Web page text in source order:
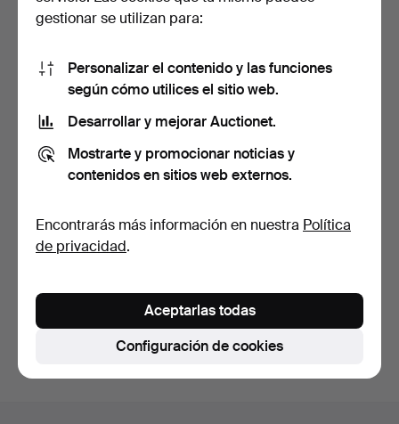
gustaviano, metal y…
Suscribir búsqueda
También puedes buscar ennuestro archivo de
subastas concluidas.
gestionar se utilizan para:
Personalizar el contenido y las funciones
según cómo utilices el sitio web.
Desarrollar y mejorar Auctionet.
Mostrarte y promocionar noticias y
contenidos en sitios web externos.
Encontrarás más información en nuestra Política
de privacidad.
Configuración de cookies
Aceptarlas todas